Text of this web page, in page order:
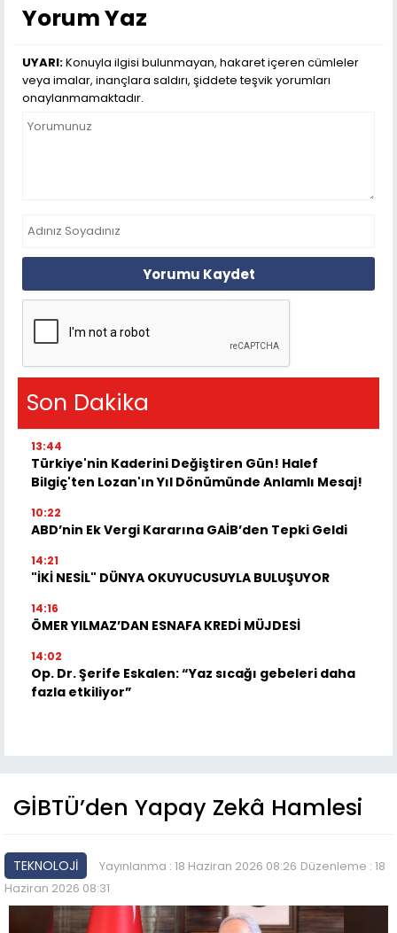
Yorum Yaz
UYARI:Konuyla ilgisi bulunmayan, hakaret içeren cümleler
veya imalar, inançlara saldırı, şiddete teşvik yorumları
onaylanmamaktadır.
Yorumu Kaydet
Son Dakika
13:44
Türkiye'nin Kaderini Değiştiren Gün! Halef
Bilgiç'ten Lozan'ın Yıl Dönümünde Anlamlı Mesaj!
10:22
ABD’nin Ek Vergi Kararına GAİB’den Tepki Geldi
14:21
"İKİ NESİL" DÜNYA OKUYUCUSUYLA BULUŞUYOR
14:16
ÖMER YILMAZ’DAN ESNAFA KREDİ MÜJDESİ
14:02
Op. Dr. Şerife Eskalen: “Yaz sıcağı gebeleri daha
fazla etkiliyor”
GİBTÜ’den Yapay Zekâ Hamlesi
TEKNOLOJİ Yayınlanma : 18 Haziran 2026 08:26 Düzenleme : 18
Haziran 2026 08:31